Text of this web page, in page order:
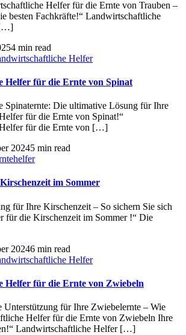
Helfer für die Ernte von Trauben –
besten Fachkräfte!“ Landwirtschaftliche
[…]
4 min read
Helfer
Helfer für die Ernte von Spinat
Spinaternte: Die ultimative Lösung für Ihre
für die Ernte von Spinat!“
für die Ernte von […]
20245 min read
im Sommer
für Ihre Kirschenzeit – So sichern Sie sich
für die Kirschenzeit im Sommer !“ Die
20246 min read
Helfer
Helfer für die Ernte von Zwiebeln
Unterstützung für Ihre Zwiebelernte – Wie
Helfer für die Ernte von Zwiebeln Ihre
Landwirtschaftliche Helfer […]